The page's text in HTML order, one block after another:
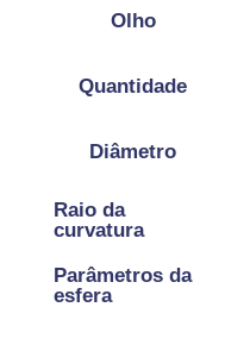
Olho
Quantidade
Diâmetro
Raio da
curvatura
Parâmetros da
esfera